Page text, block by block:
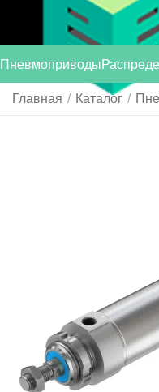
Пневмоприводы
Главная / Каталог /